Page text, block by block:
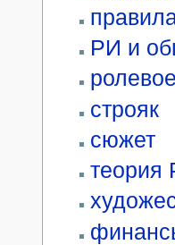
РИ и
строяк
сюжет
теория